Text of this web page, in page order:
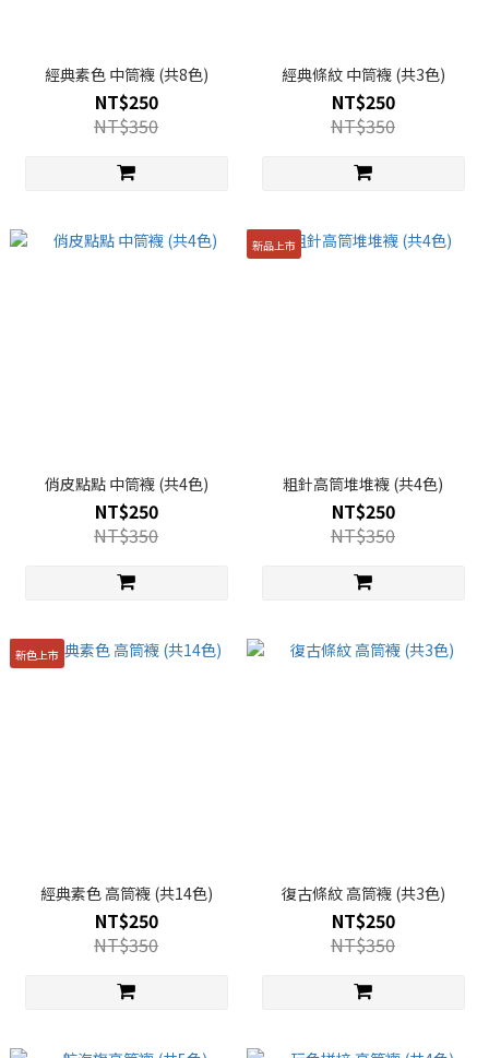
經典素色 中筒襪 (共8色)
NT$250
NT$350
經典條紋 中筒襪 (共3色)
NT$250
NT$350
俏皮點點 中筒襪 (共4色)
NT$250
NT$350
新品上市
粗針高筒堆堆襪 (共4色)
NT$250
NT$350
新色上市
經典素色 高筒襪 (共14色)
NT$250
NT$350
復古條紋 高筒襪 (共3色)
NT$250
NT$350